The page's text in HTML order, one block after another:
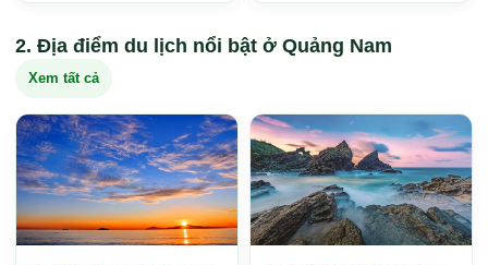
Địa điểm du lịch nổi bật ở Quảng Nam
Xem tất cả